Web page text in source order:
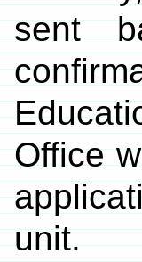
sent
Office
unit.